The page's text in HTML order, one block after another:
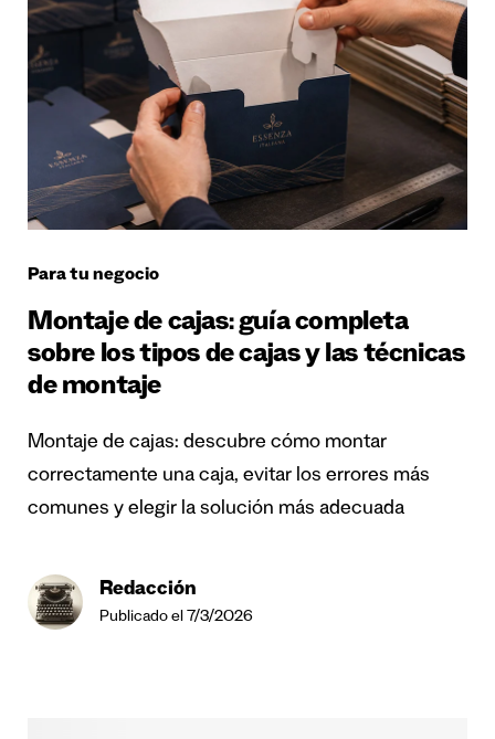
Para tu negocio
Montaje de cajas: guía completa
sobre los tipos de cajas y las técnicas
de montaje
Montaje de cajas: descubre cómo montar
correctamente una caja, evitar los errores más
comunes y elegir la solución más adecuada
Redacción
Publicado el 7/3/2026